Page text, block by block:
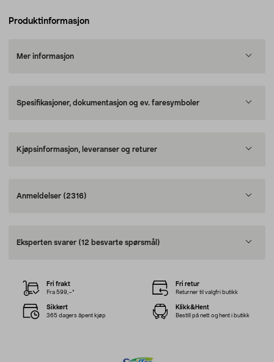
Produktinformasjon
Mer informasjon
Spesifikasjoner, dokumentasjon og ev. faresymboler
Kjøpsinformasjon, leveranser og returer
Anmeldelser (2316)
Eksperten svarer (12 besvarte spørsmål)
Fri frakt
Fra 599,–*
Fri retur
Returner til valgfri butikk
Sikkert
365 dagers åpent kjøp
Klikk&Hent
Bestill på nett og hent i butikk